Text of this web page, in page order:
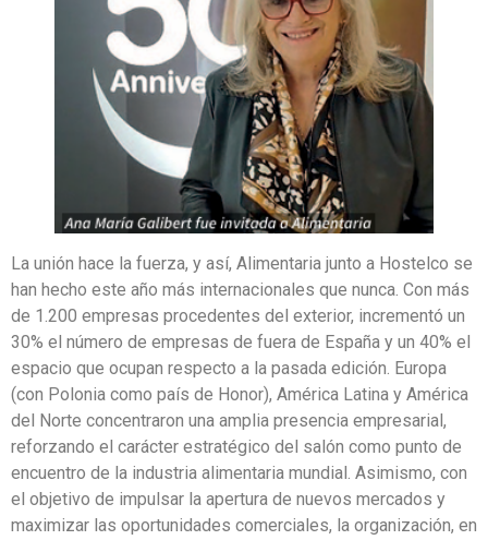
La unión hace la fuerza, y así, Alimentaria junto a Hostelco se
han hecho este año más internacionales que nunca. Con más
de 1.200 empresas procedentes del exterior, incrementó un
30% el número de empresas de fuera de España y un 40% el
espacio que ocupan respecto a la pasada edición. Europa
(con Polonia como país de Honor), América Latina y América
del Norte concentraron una amplia presencia empresarial,
reforzando el carácter estratégico del salón como punto de
encuentro de la industria alimentaria mundial. Asimismo, con
el objetivo de impulsar la apertura de nuevos mercados y
maximizar las oportunidades comerciales, la organización, en